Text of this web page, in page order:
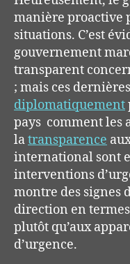
manière proactive
situations. C’est
gouvernement
transparent
; mais ces
diplomatiquement
pays comment les
latransparence
international sont
interventions
montre des signes
direction en
plutôt qu’aux
d’urgence.